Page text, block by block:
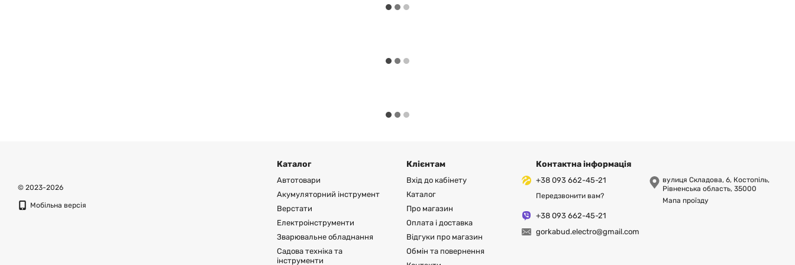
© 2023-2026
Мобільна версія
Каталог
Автотовари
Акумуляторний інструмент
Верстати
Електроінструменти
Зварювальне обладнання
Садова техніка та
інструменти
Клієнтам
Вхід до кабінету
Каталог
Про магазин
Оплата і доставка
Відгуки про магазин
Обмін та повернення
Контактна інформація
+38 093 662-45-21
Передзвонити вам?
+38 093 662-45-21
gorkabud.electro@gmail.com
вулиця Складова, 6, Костопіль,
Рівненська область, 35000
Мапа проїзду